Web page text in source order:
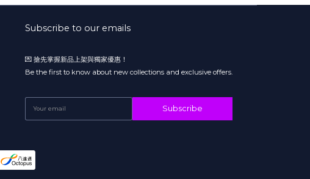
Subscribe to our emails
💌 搶先掌握新品上架與獨家優惠！
Be the first to know about new collections and exclusive offers.
Subscribe